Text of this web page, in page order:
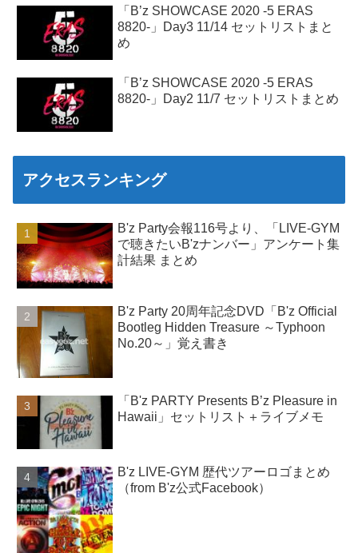
「B’z SHOWCASE 2020 -5 ERAS
8820-」Day3 11/14 セットリストまと
め
「B’z SHOWCASE 2020 -5 ERAS
8820-」Day2 11/7 セットリストまとめ
アクセスランキング
B'z Party会報116号より、「LIVE-GYM
で聴きたいB'zナンバー」アンケート集
計結果 まとめ
B'z Party 20周年記念DVD「B'z Official
Bootleg Hidden Treasure ～Typhoon
No.20～」覚え書き
「B'z PARTY Presents B’z Pleasure in
Hawaii」セットリスト＋ライブメモ
B'z LIVE-GYM 歴代ツアーロゴまとめ
（from B'z公式Facebook）